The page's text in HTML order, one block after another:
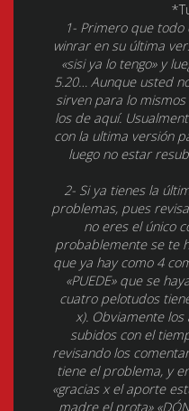
1- Primero que
winrar en su última
«sisi ya lo tengo» y
5.20… Aunque usted
sirven para lo
los de aquí.
con la ultima versión
luego no estar
2- Si ya tienes la
problemas, pues
no eres el único
probablemente se te
que ya hay como 4
«PUEDE» que se
cuatro pelotudos
x). Obviamente
subidos con el
revisando los
tiene el problema, y
«gracias x el aporte
madre el prota»